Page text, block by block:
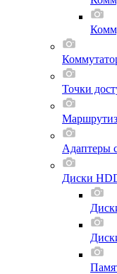
Точки
Адаптеры
Диски